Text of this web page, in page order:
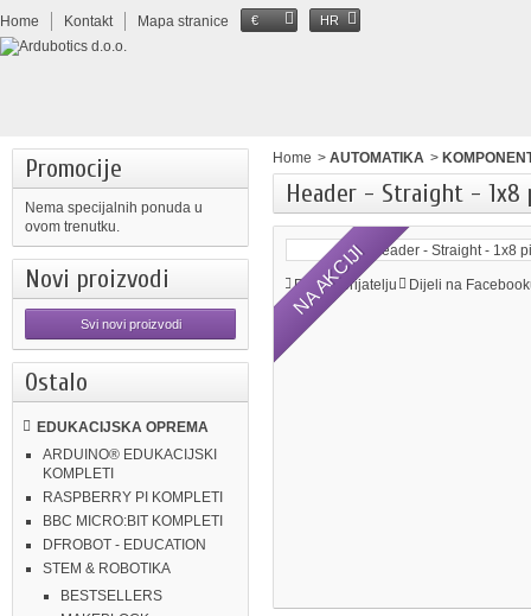
Home Kontakt Mapa stranice € HR
Promocije
Nema specijalnih ponuda u
ovom trenutku.
Novi proizvodi
Svi novi proizvodi
Ostalo
EDUKACIJSKA OPREMA
ARDUINO® EDUKACIJSKI
KOMPLETI
RASPBERRY PI KOMPLETI
BBC MICRO:BIT KOMPLETI
DFROBOT - EDUCATION
STEM & ROBOTIKA
BESTSELLERS
Home > AUTOMATIKA >
Header - Straight - 1x8
NA AKCIJI
Pošalji prijatelju Dijeli na